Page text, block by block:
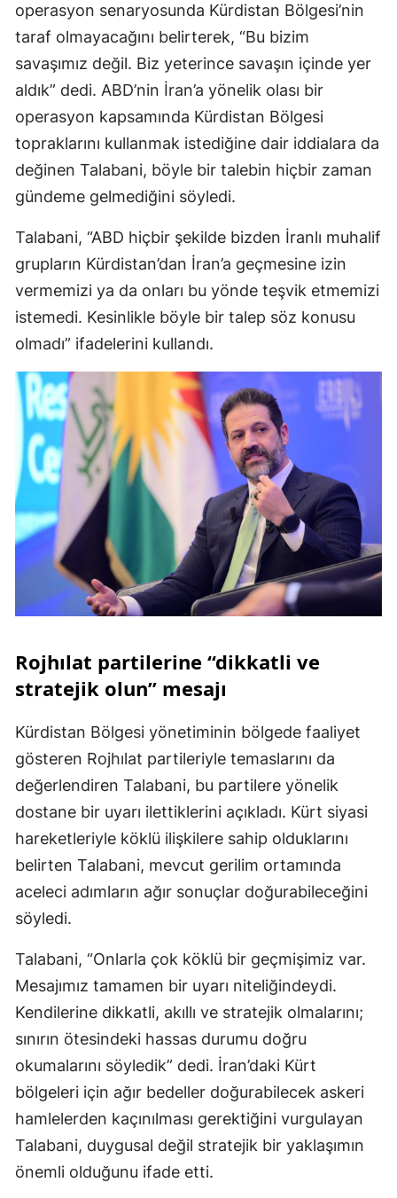
operasyon senaryosunda Kürdistan Bölgesi’nin
taraf olmayacağını belirterek, “Bu bizim
savaşımız değil. Biz yeterince savaşın içinde yer
aldık” dedi. ABD’nin İran’a yönelik olası bir
operasyon kapsamında Kürdistan Bölgesi
topraklarını kullanmak istediğine dair iddialara da
değinen Talabani, böyle bir talebin hiçbir zaman
gündeme gelmediğini söyledi.
Talabani, “ABD hiçbir şekilde bizden İranlı muhalif
grupların Kürdistan’dan İran’a geçmesine izin
vermemizi ya da onları bu yönde teşvik etmemizi
istemedi. Kesinlikle böyle bir talep söz konusu
olmadı” ifadelerini kullandı.
Rojhılat partilerine “dikkatli ve
stratejik olun” mesajı
Kürdistan Bölgesi yönetiminin bölgede faaliyet
gösteren Rojhılat partileriyle temaslarını da
değerlendiren Talabani, bu partilere yönelik
dostane bir uyarı ilettiklerini açıkladı. Kürt siyasi
hareketleriyle köklü ilişkilere sahip olduklarını
belirten Talabani, mevcut gerilim ortamında
aceleci adımların ağır sonuçlar doğurabileceğini
söyledi.
Talabani, “Onlarla çok köklü bir geçmişimiz var.
Mesajımız tamamen bir uyarı niteliğindeydi.
Kendilerine dikkatli, akıllı ve stratejik olmalarını;
sınırın ötesindeki hassas durumu doğru
okumalarını söyledik” dedi. İran’daki Kürt
bölgeleri için ağır bedeller doğurabilecek askeri
hamlelerden kaçınılması gerektiğini vurgulayan
Talabani, duygusal değil stratejik bir yaklaşımın
önemli olduğunu ifade etti.